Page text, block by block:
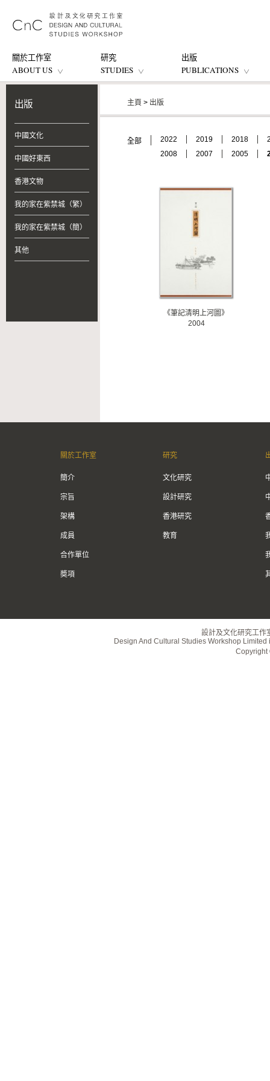
關於工作室
ABOUT US
研究
STUDIES
出版
PUBLICATIONS
出版
中國文化
中國好東西
香港文物
我的家在紫禁城（繁）
我的家在紫禁城（簡）
其他
主頁 > 出版
全部 2022 2019 2018
2008
2007 2005
《筆記清明上河圖》
2004
關於工作室
簡介
宗旨
架構
成員
合作單位
奬項
研究
文化研究
設計研究
香港研究
教育
設計及文化研究工作
Design And Cultural Studies Workshop
Copyright